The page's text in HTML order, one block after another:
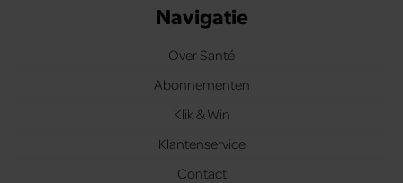
Navigatie
Over Santé
Abonnementen
Klik & Win
Klantenservice
Contact